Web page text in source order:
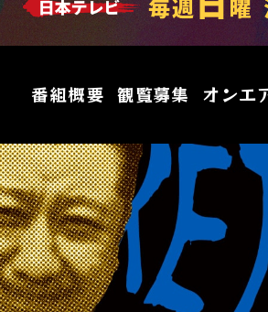
番組概要 観覧募集 オンエ